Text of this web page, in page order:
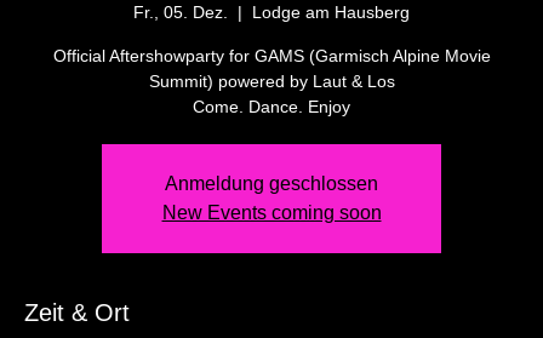
Fr., 05. Dez.
  |
Lodge am Hausberg
Official Aftershowparty for GAMS (Garmisch Alpine Movie
Summit) powered by Laut & Los
Come. Dance. Enjoy
Anmeldung geschlossen
New Events coming soon
Zeit & Ort